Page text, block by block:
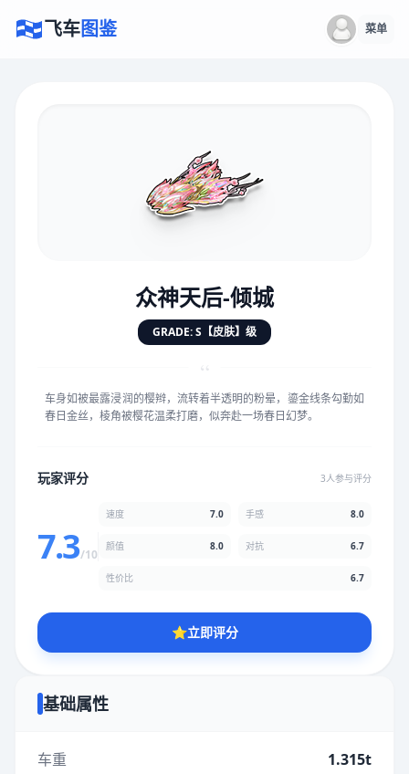
飞车图鉴 菜单
众神天后-倾城
GRADE: S【皮肤】级
“
车身如被最露浸润的樱辫，流转着半透明的粉晕，鎏金线条勾勤如
春日金丝，棱角被樱花温柔打磨，似奔赴一场春日幻梦。
玩家评分 3人参与评分
7.3/10
速度 7.0 手感 8.0
颜值 8.0 对抗 6.7
性价比 6.7
⭐立即评分
基础属性
车重 1.315t
★★★★★★★★
手感 5.0分
★★ ★ ★
性价比
★★★★★★★★★★